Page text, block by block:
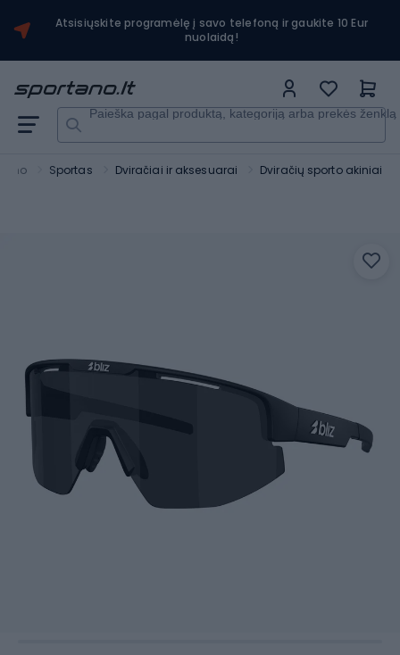
Atsisiųskite programėlę į savo telefoną ir gaukite 10 Eur
nuolaidą!
Paieška pagal produktą, kategoriją arba prekės ženklą
Sportas Dviračiai ir aksesuarai Dviračių sporto akiniai